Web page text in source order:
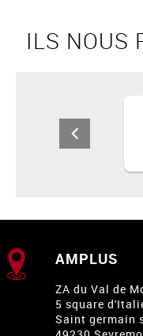
ILS NOUS
AMPLUS
ZA du Val de
5 square
Saint germain